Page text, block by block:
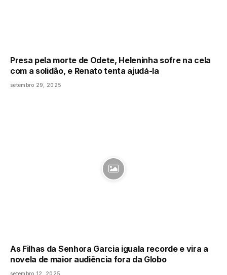
Presa pela morte de Odete, Heleninha sofre na cela
com a solidão, e Renato tenta ajudá-la
setembro 29, 2025
As Filhas da Senhora Garcia iguala recorde e vira a
novela de maior audiência fora da Globo
setembro 12, 2025